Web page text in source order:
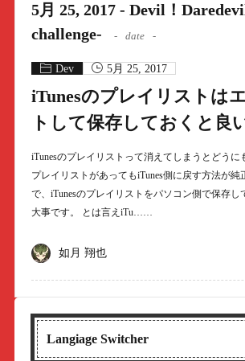
5月 25, 2017 - Devil！
challenge-
date
Dev 5月 25, 2017
iTunesのプレイリストは
トして保存しておくと良
iTunesのプレイリストって消えてしまうとどうに
プレイリストがあってもiTunes側に戻す方法が純
で、iTunesのプレイリストをパソコン側で保存し
大事です。 とは言えiTu……
如月 翔也
Langiage Switcher